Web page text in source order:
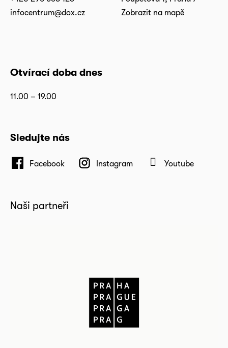
infocentrum@dox.cz
Zobrazit na mapě
Otvírací doba dnes
11.00 – 19.00
Sledujte nás
Facebook Instagram Youtube
Naši partneři